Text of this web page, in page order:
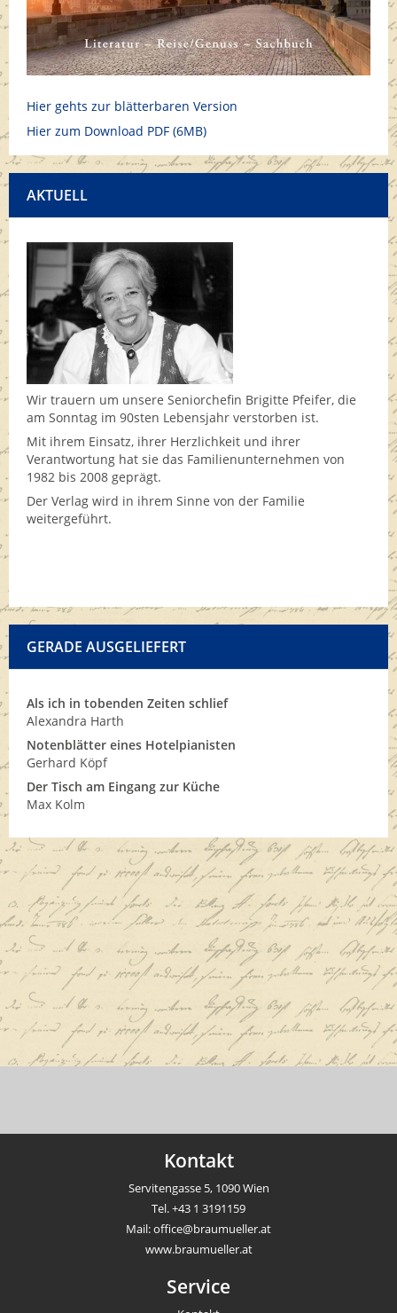
Hier gehts zur blätterbaren Version
Hier zum Download PDF (6MB)
AKTUELL
Wir trauern um unsere Seniorchefin Brigitte Pfeifer, die
am Sonntag im 90sten Lebensjahr verstorben ist.
Mit ihrem Einsatz, ihrer Herzlichkeit und ihrer
Verantwortung hat sie das Familienunternehmen von
1982 bis 2008 geprägt.
Der Verlag wird in ihrem Sinne von der Familie
weitergeführt.
GERADE AUSGELIEFERT
Als ich in tobenden Zeiten schlief
Alexandra Harth
Notenblätter eines Hotelpianisten
Gerhard Köpf
Der Tisch am Eingang zur Küche
Max Kolm
Kontakt
Servitengasse 5, 1090 Wien
Tel.+43 1 3191159
Mail:office@braumueller.at
www.braumueller.at
Service